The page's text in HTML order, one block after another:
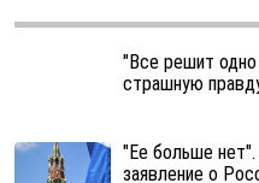
"Все решит
страшную
"Ее больше
заявление о